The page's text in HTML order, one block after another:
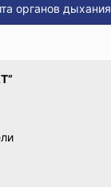
органов дыхания